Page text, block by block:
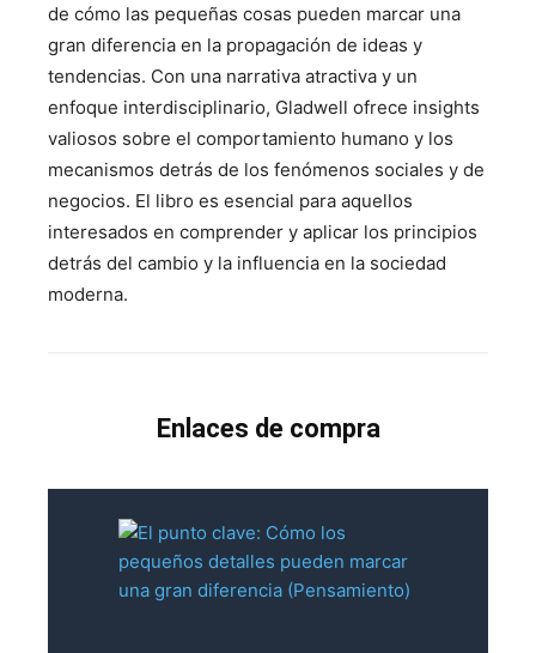
de cómo las pequeñas cosas pueden marcar una
gran diferencia en la propagación de ideas y
tendencias. Con una narrativa atractiva y un
enfoque interdisciplinario, Gladwell ofrece insights
valiosos sobre el comportamiento humano y los
mecanismos detrás de los fenómenos sociales y de
negocios. El libro es esencial para aquellos
interesados en comprender y aplicar los principios
detrás del cambio y la influencia en la sociedad
moderna.
Enlaces de compra